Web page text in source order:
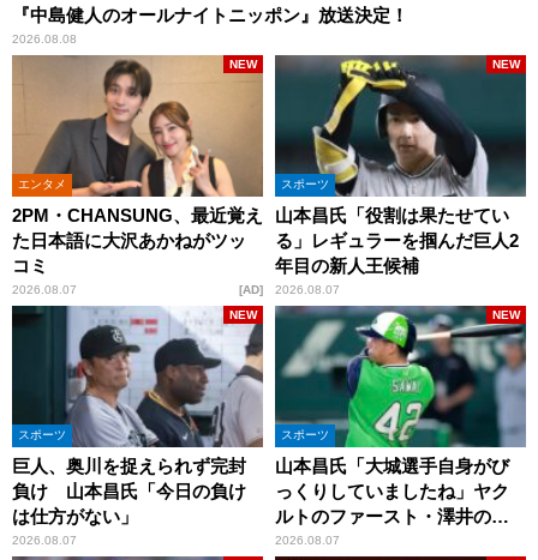
『中島健人のオールナイトニッポン』放送決定！
2026.08.08
エンタメ
2PM・CHANSUNG、最近覚え
た日本語に大沢あかねがツッ
コミ
2026.08.07
NEW
AD
スポーツ
山本昌氏「役割は果たせてい
る」レギュラーを掴んだ巨人2
年目の新人王候補
2026.08.07
NEW
スポーツ
巨人、奥川を捉えられず完封
負け 山本昌氏「今日の負け
は仕方がない」
2026.08.07
NEW
スポーツ
山本昌氏「大城選手自身がび
っくりしていましたね」ヤク
ルトのファースト・澤井の判
断を評価
2026.08.07
NEW